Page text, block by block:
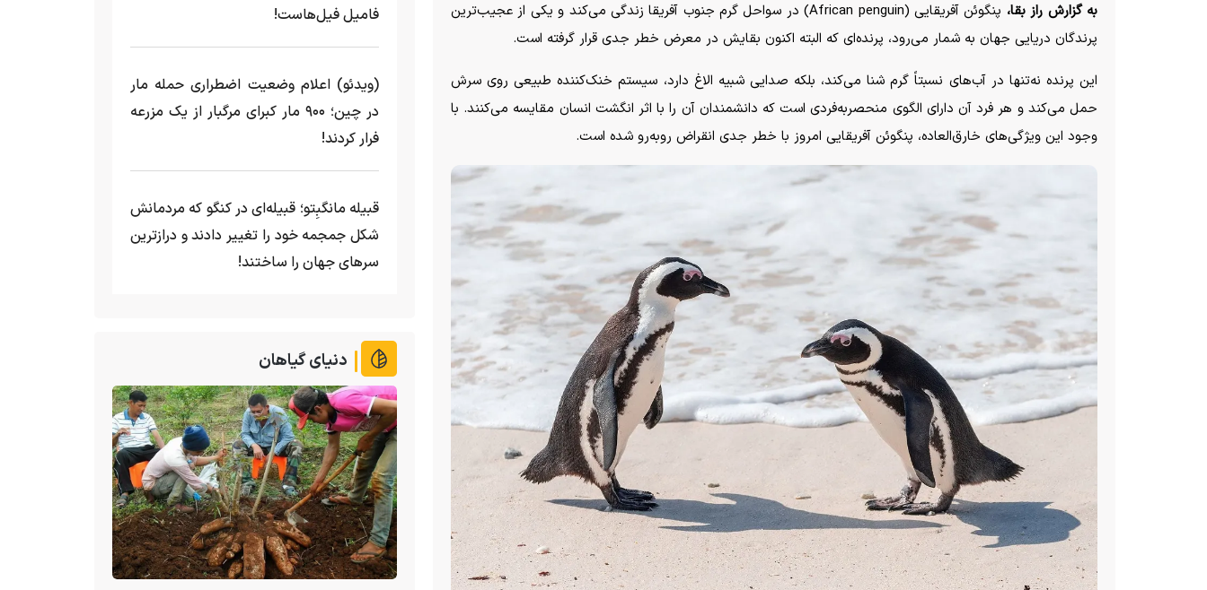
به گزارش راز بقا،
پنگوئن آفریقایی (African penguin) در سواحل گرم جنوب آفریقا زندگی می‌کند و یکی از عجیب‌ترین
پرندگان دریایی جهان به شمار می‌رود، پرنده‌ای که البته اکنون بقایش در معرض خطر جدی قرار گرفته است.
این پرنده نه‌تنها در آب‌های نسبتاً گرم شنا می‌کند، بلکه صدایی شبیه الاغ دارد، سیستم خنک‌کننده طبیعی روی سرش
حمل می‌کند و هر فرد آن دارای الگوی منحصربه‌فردی است که دانشمندان آن را با اثر انگشت انسان مقایسه می‌کنند. با
وجود این ویژگی‌های خارق‌العاده، پنگوئن آفریقایی امروز با خطر جدی انقراض روبه‌رو شده است.
فامیل فیل‌هاست!
(ویدئو) اعلام وضعیت اضطراری حمله مار‌
در چین؛ ۹۰۰ مار کبرای مرگبار از یک مزرعه‌
فرار کردند!
قبیله مانگبِتو؛ قبیله‌ای در کنگو که مردمانش
شکل جمجمه خود را تغییر دادند و درازترین
سرهای جهان را ساختند!
دنیای گیاهان